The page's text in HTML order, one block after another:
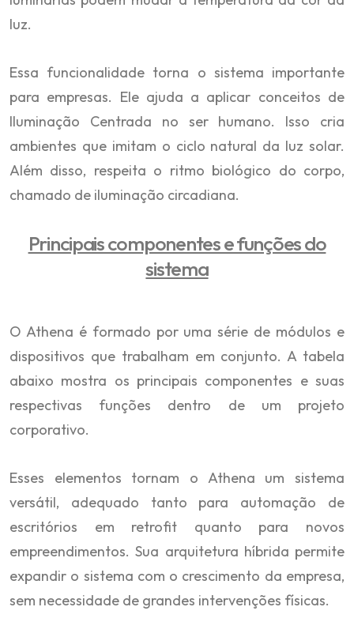
luz.
Essa funcionalidade torna o sistema importante
para empresas. Ele ajuda a aplicar conceitos de
Iluminação Centrada no ser humano. Isso cria
ambientes que imitam o ciclo natural da luz solar.
Além disso, respeita o ritmo biológico do corpo,
chamado de iluminação circadiana.
Principais componentes e funções do
sistema
O Athena é formado por uma série de módulos e
dispositivos que trabalham em conjunto. A tabela
abaixo mostra os principais componentes e suas
respectivas funções dentro de um projeto
corporativo.
Esses elementos tornam o Athena um sistema
versátil, adequado tanto para automação de
escritórios em retrofit quanto para novos
empreendimentos. Sua arquitetura híbrida permite
expandir o sistema com o crescimento da empresa,
sem necessidade de grandes intervenções físicas.